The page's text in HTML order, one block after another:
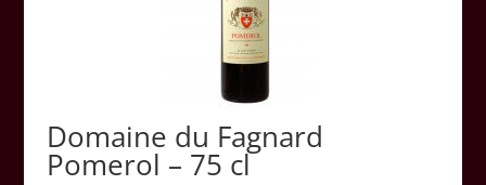
Domaine du Fagnard
Pomerol – 75 cl